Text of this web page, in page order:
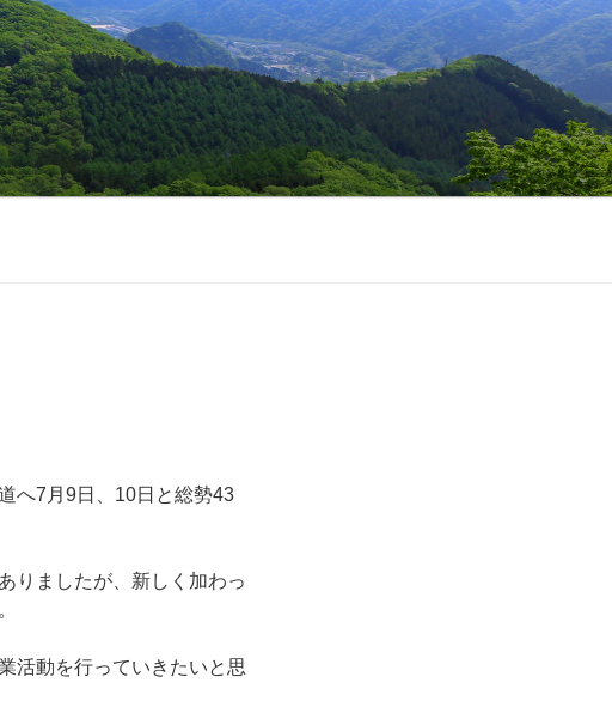
へ7月9日、10日と総勢43
りましたが、新しく加わっ
活動を行っていきたいと思